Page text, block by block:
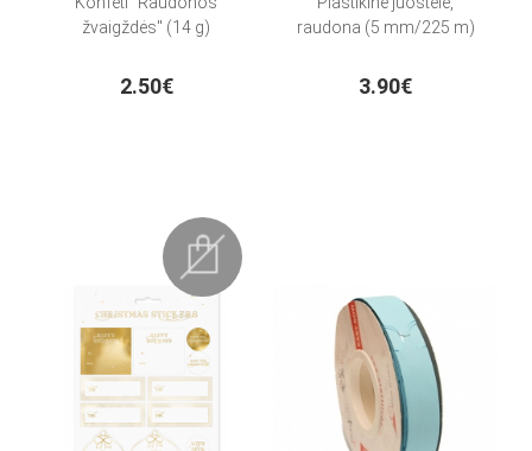
žvaigždės" (14 g)
2.50€
raudona (5 mm/225 m)
3.90€